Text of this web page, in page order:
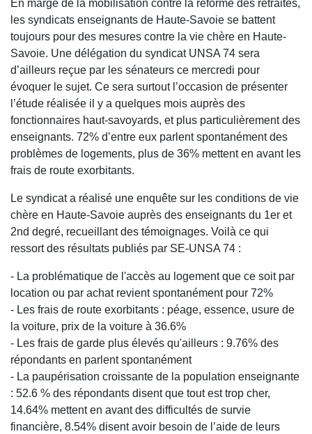
En marge de la mobilisation contre la réforme des retraites,
les syndicats enseignants de Haute-Savoie se battent
toujours pour des mesures contre la vie chère en Haute-
Savoie. Une délégation du syndicat UNSA 74 sera
d’ailleurs reçue par les sénateurs ce mercredi pour
évoquer le sujet. Ce sera surtout l’occasion de présenter
l’étude réalisée il y a quelques mois auprès des
fonctionnaires haut-savoyards, et plus particulièrement des
enseignants. 72% d’entre eux parlent spontanément des
problèmes de logements, plus de 36% mettent en avant les
frais de route exorbitants.
Le syndicat a réalisé une enquête sur les conditions de vie
chère en Haute-Savoie auprès des enseignants du 1er et
2nd degré, recueillant des témoignages. Voilà ce qui
ressort des résultats publiés par SE-UNSA 74 :
- La problématique de l'accès au logement que ce soit par
location ou par achat revient spontanément pour 72%
- Les frais de route exorbitants : péage, essence, usure de
la voiture, prix de la voiture à 36.6%
- Les frais de garde plus élevés qu'ailleurs : 9.76% des
répondants en parlent spontanément
- La paupérisation croissante de la population enseignante
: 52.6 % des répondants disent que tout est trop cher,
14.64% mettent en avant des difficultés de survie
financière, 8.54% disent avoir besoin de l’aide de leurs